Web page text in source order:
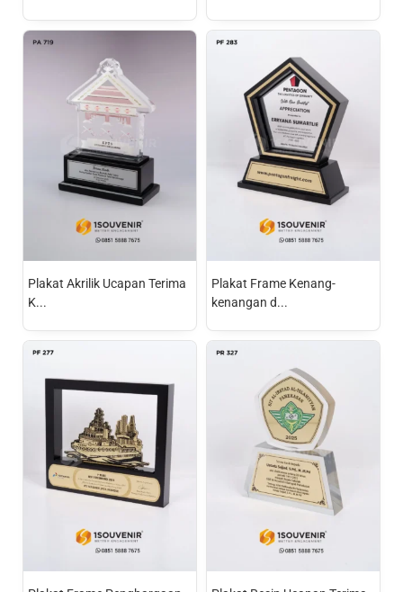
Plakat Akrilik Ucapan Terima
K...
Plakat Frame Kenang-
kenangan d...